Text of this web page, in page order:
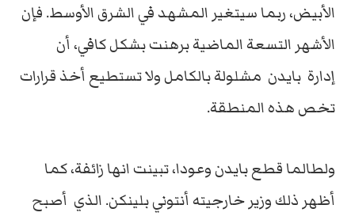
الأبيض، ربما سيتغير المشهد في الشرق الأوسط. فإن
الأشهر التسعة الماضية برهنت بشكل كافي، أن
إدارة بايدن مشلولة بالكامل ولا تستطيع أخذ قرارات
تخص هذه المنطقة.
ولطالما قطع بايدن وعودا، تبينت انها زائفة، كما
أظهر ذلك وزير خارجيته أنتوني بلينكن. الذي أصبح